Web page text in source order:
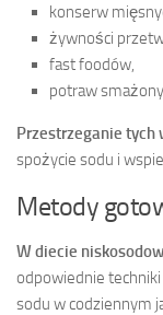
konserw
żywności
fast foodów,
potraw
Przestrzeganie tych
spożycie sodu i
Metody
W diecie
odpowiednie
sodu w codziennym